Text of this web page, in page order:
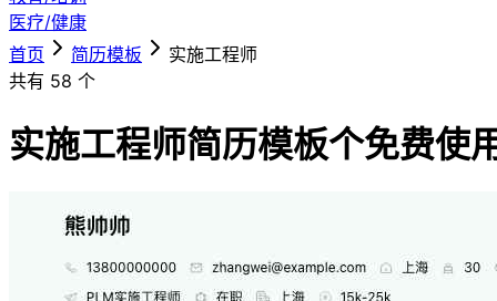
医疗/健康
首页
简历模板
实施工程师
共有 58 个
实施工程师简历模板个免费使